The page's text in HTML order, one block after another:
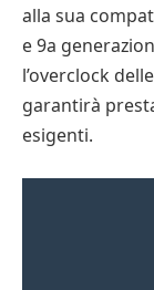
alla sua
e 9a
l’overclock
garantirà
esigenti.